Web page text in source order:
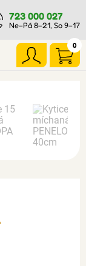
723 000 027
Ne–Pá 8–21, So 9–17
0